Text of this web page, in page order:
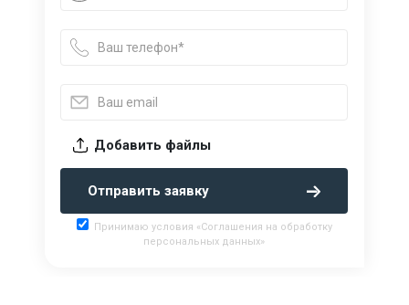
Добавить файлы
Отправить заявку
Принимаю условия «Соглашения на обработку
персональных данных»